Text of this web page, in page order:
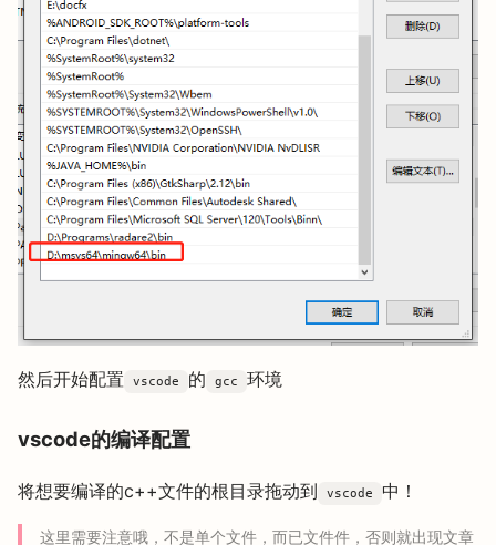
然后开始配置 vscode 的 gcc 环境
vscode的编译配置
将想要编译的c++文件的根目录拖动到 vscode 中！
这里需要注意哦，不是单个文件，而已文件件，否则就出现文章